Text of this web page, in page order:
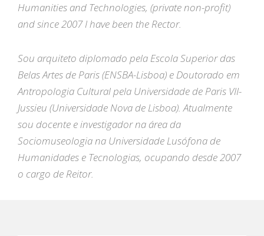
Humanities and Technologies, (private non-profit)
and since 2007 I have been the Rector.
Sou arquiteto diplomado pela Escola Superior das
Belas Artes de Paris (ENSBA-Lisboa) e Doutorado em
Antropologia Cultural pela Universidade de Paris VII-
Jussieu (Universidade Nova de Lisboa). Atualmente
sou docente e investigador na área da
Sociomuseologia na Universidade Lusófona de
Humanidades e Tecnologias, ocupando desde 2007
o cargo de Reitor.